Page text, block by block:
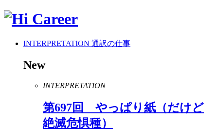
INTERPRETATION 通訳の仕事
New
INTERPRETATION
第697回 やっぱり紙（だけど
絶滅危惧種）